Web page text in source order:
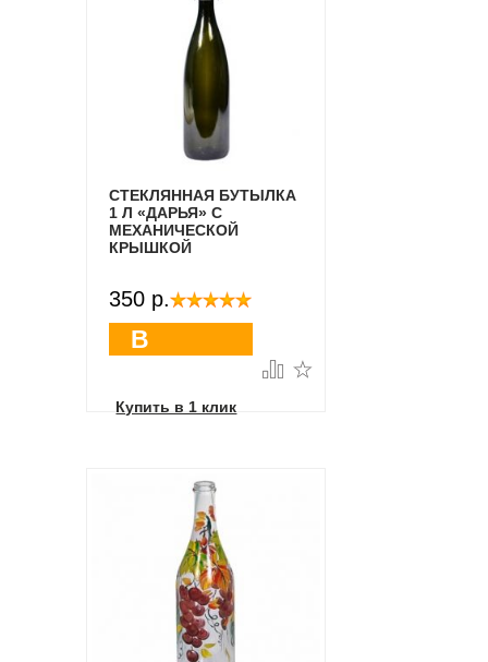
СТЕКЛЯННАЯ БУТЫЛКА
1 Л «ДАРЬЯ» С
МЕХАНИЧЕСКОЙ
КРЫШКОЙ
350 p.
В
Купить в 1 клик